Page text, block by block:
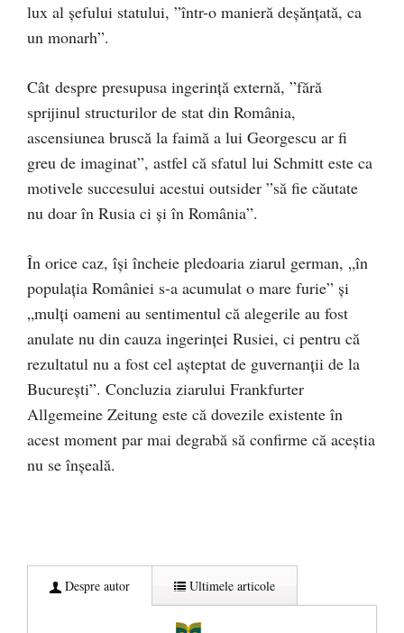
lux al șefului statului, ”într-o manieră deșănțată, ca
un monarh”.
Cât despre presupusa ingerință externă, ”fără
sprijinul structurilor de stat din România,
ascensiunea bruscă la faimă a lui Georgescu ar fi
greu de imaginat”, astfel că sfatul lui Schmitt este ca
motivele succesului acestui outsider ”să fie căutate
nu doar în Rusia ci și în România”.
În orice caz, își încheie pledoaria ziarul german, „în
populația României s-a acumulat o mare furie” și
„mulți oameni au sentimentul că alegerile au fost
anulate nu din cauza ingerinței Rusiei, ci pentru că
rezultatul nu a fost cel așteptat de guvernanții de la
București”. Concluzia ziarului Frankfurter
Allgemeine Zeitung este că dovezile existente în
acest moment par mai degrabă să confirme că aceștia
nu se înșeală.
Despre autor Ultimele articole